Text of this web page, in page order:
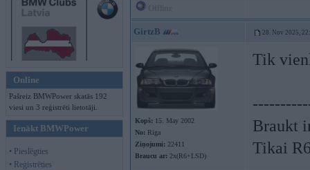
Online
Pašreiz BMWPower skatās 192
viesi un 3 reģistrēti lietotāji.
Ienākt BMWPower
• Pieslēgties
• Reģistrēties
GirtzB 28. Nov 2025,
Kopš: 15. May 2002
No: Rīga
Ziņojumi: 22411
Braucu ar: 2x(R6+LSD)
Tik
Braukt
Tikai